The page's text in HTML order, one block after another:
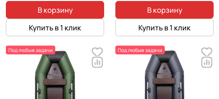
В корзину
Купить в 1 клик
В корзину
Купить в 1 клик
Под любые задачи Под любые задачи